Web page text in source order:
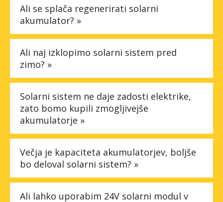
Ali se splača regenerirati solarni
akumulator? »
Ali naj izklopimo solarni sistem pred
zimo? »
Solarni sistem ne daje zadosti elektrike,
zato bomo kupili zmogljivejše
akumulatorje »
Večja je kapaciteta akumulatorjev, boljše
bo deloval solarni sistem? »
Ali lahko uporabim 24V solarni modul v